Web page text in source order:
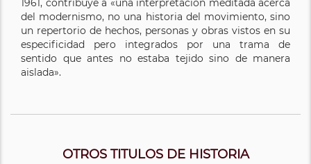
1961, contribuye a «una interpretación meditada acerca
del modernismo, no una historia del movimiento, sino
un repertorio de hechos, personas y obras vistos en su
especificidad pero integrados por una trama de
sentido que antes no estaba tejido sino de manera
aislada».
OTROS TITULOS DE HISTORIA